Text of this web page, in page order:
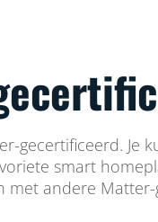
gecertificeerd. Je
smart
met andere